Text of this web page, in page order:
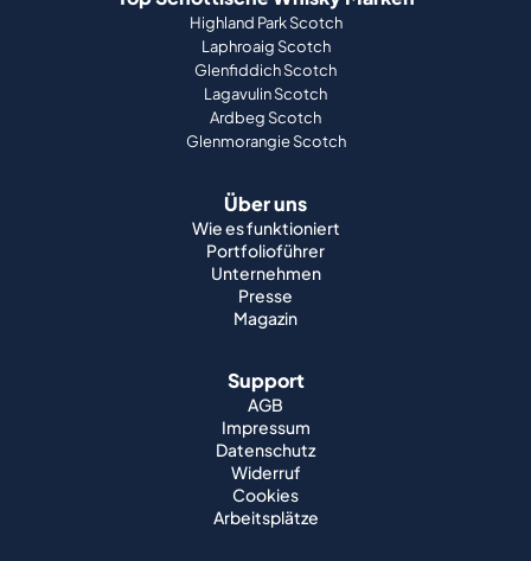
Highland Park Scotch
Laphroaig Scotch
Glenfiddich Scotch
Lagavulin Scotch
Ardbeg Scotch
Glenmorangie Scotch
Über uns
Wie es funktioniert
Portfolioführer
Unternehmen
Presse
Magazin
Support
AGB
Impressum
Datenschutz
Widerruf
Cookies
Arbeitsplätze